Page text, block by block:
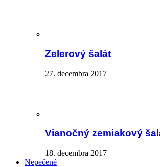
Zelerový šalát
27. decembra 2017
Vianočný zemiakový
18. decembra 2017
Nepečené